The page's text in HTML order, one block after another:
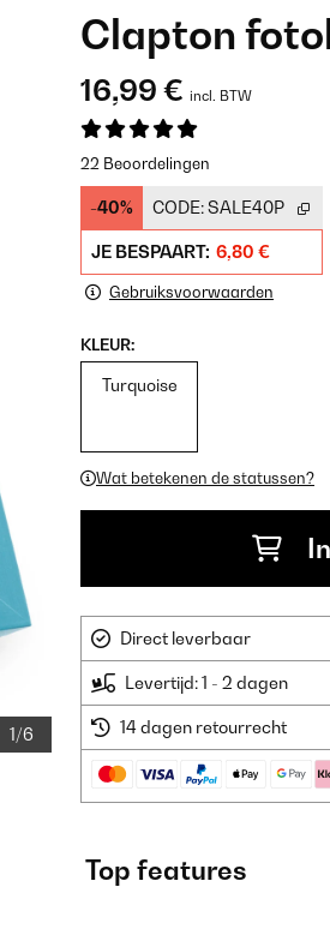
1/6
Clapton
16,99 € incl. BTW
22 Beoordelingen
-40% CODE:SALE40P
JE BESPAART: 6,80 €
Gebruiksvoorwaarden
KLEUR:
Turquoise
Wat betekenen de statussen?
Direct leverbaar
Levertijd: 1 - 2 dagen
14 dagen retourrecht
Top features